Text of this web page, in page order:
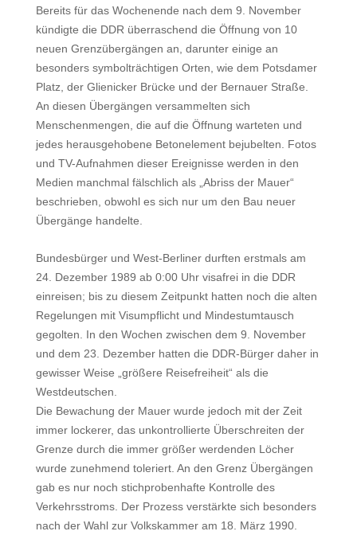
Bereits für das Wochenende nach dem 9. November
kündigte die DDR überraschend die Öffnung von 10
neuen Grenzübergängen an, darunter einige an
besonders symbolträchtigen Orten, wie dem Potsdamer
Platz, der Glienicker Brücke und der Bernauer Straße.
An diesen Übergängen versammelten sich
Menschenmengen, die auf die Öffnung warteten und
jedes herausgehobene Betonelement bejubelten. Fotos
und TV-Aufnahmen dieser Ereignisse werden in den
Medien manchmal fälschlich als „Abriss der Mauer“
beschrieben, obwohl es sich nur um den Bau neuer
Übergänge handelte.
Bundesbürger und West-Berliner durften erstmals am
24. Dezember 1989 ab 0:00 Uhr visafrei in die DDR
einreisen; bis zu diesem Zeitpunkt hatten noch die alten
Regelungen mit Visumpflicht und Mindestumtausch
gegolten. In den Wochen zwischen dem 9. November
und dem 23. Dezember hatten die DDR-Bürger daher in
gewisser Weise „größere Reisefreiheit“ als die
Westdeutschen.
Die Bewachung der Mauer wurde jedoch mit der Zeit
immer lockerer, das unkontrollierte Überschreiten der
Grenze durch die immer größer werdenden Löcher
wurde zunehmend toleriert. An den Grenz Übergängen
gab es nur noch stichprobenhafte Kontrolle des
Verkehrsstroms. Der Prozess verstärkte sich besonders
nach der Wahl zur Volkskammer am 18. März 1990.